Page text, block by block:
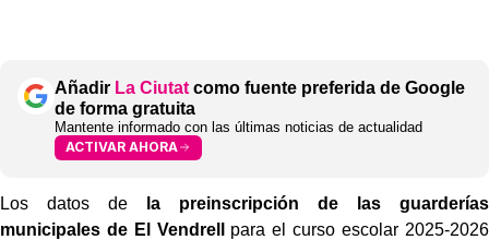
Añadir La Ciutat como fuente preferida de Google
de forma gratuita
Mantente informado con las últimas noticias de actualidad
ACTIVAR AHORA
Los datos de
la preinscripción de las guarderías
municipales de El Vendrell
para el curso escolar 2025-2026